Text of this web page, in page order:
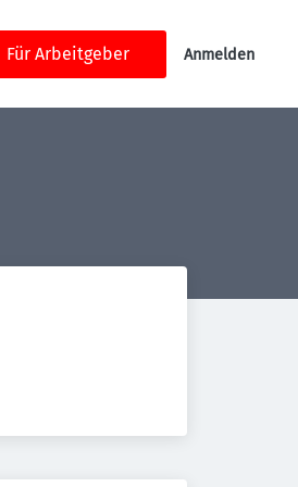
Für Arbeitgeber Anmelden